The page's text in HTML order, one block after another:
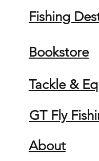
Fishing
Bookstore
Tackle &
GT Fly
About